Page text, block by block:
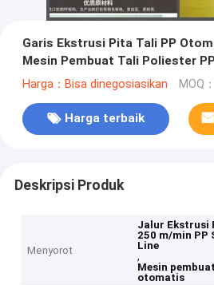
Garis Ekstrusi Pita Tali PP
Mesin Pembuat Tali Poliester
Harga：Bisa dinegosiasikan MOQ
Harga terbaik
Deskripsi Produk
Menyorot
Jalur Ekstrusi
250 m/min PP
Line
,
Mesin
otomatis